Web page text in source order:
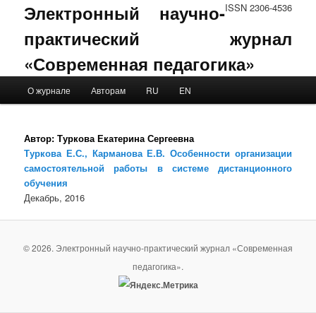
ISSN 2306-4536
Электронный научно-
практический журнал
«Современная педагогика»
Skip to primary content
Skip to secondary content
О журнале Авторам RU EN
Автор: Туркова Екатерина Сергеевна
Туркова Е.С., Карманова Е.В. Особенности организации
самостоятельной работы в системе дистанционного
обучения
Декабрь, 2016
© 2026. Электронный научно-практический журнал «Современная
педагогика».